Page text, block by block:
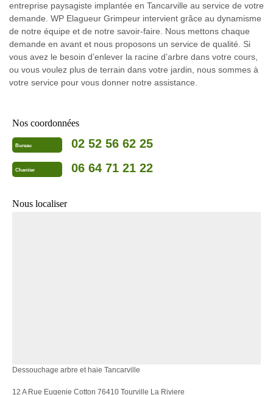
entreprise paysagiste implantée en Tancarville au service de votre
demande. WP Elagueur Grimpeur intervient grâce au dynamisme
de notre équipe et de notre savoir-faire. Nous mettons chaque
demande en avant et nous proposons un service de qualité. Si
vous avez le besoin d’enlever la racine d’arbre dans votre cours,
ou vous voulez plus de terrain dans votre jardin, nous sommes à
votre service pour vous donner notre assistance.
Nos coordonnées
Bureau 02 52 56 62 25
Chantier 06 64 71 21 22
Nous localiser
Dessouchage arbre et haie Tancarville
12 A Rue Eugenie Cotton 76410 Tourville La Riviere